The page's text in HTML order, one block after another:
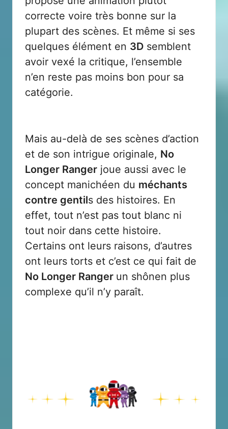
correcte voire très bonne sur la
plupart des scènes. Et même si ses
quelques élément en 3D semblent
avoir vexé la critique, l’ensemble
n’en reste pas moins bon pour sa
catégorie.
Mais au-delà de ses scènes d’action
et de son intrigue originale, No
Longer Ranger joue aussi avec le
concept manichéen du méchants
contre gentils des histoires. En
effet, tout n’est pas tout blanc ni
tout noir dans cette histoire.
Certains ont leurs raisons, d’autres
ont leurs torts et c’est ce qui fait de
No Longer Ranger un shônen plus
complexe qu’il n’y paraît.